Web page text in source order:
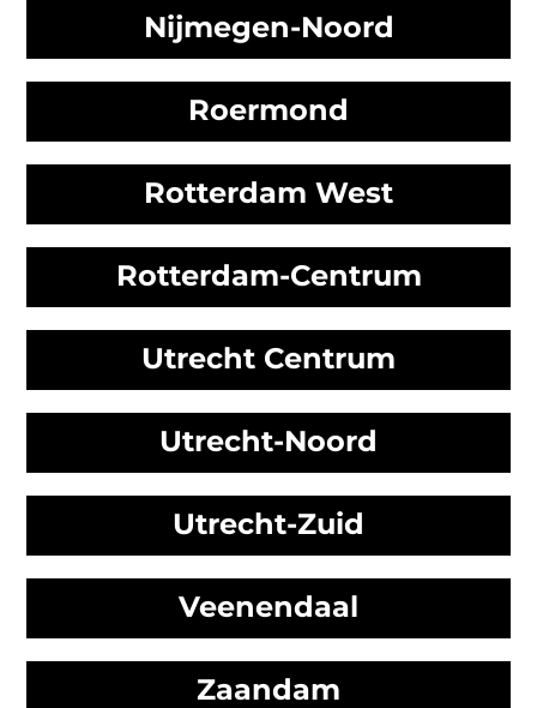
Nijmegen-Noord
Roermond
Rotterdam West
Rotterdam-Centrum
Utrecht Centrum
Utrecht-Noord
Utrecht-Zuid
Veenendaal
Zaandam